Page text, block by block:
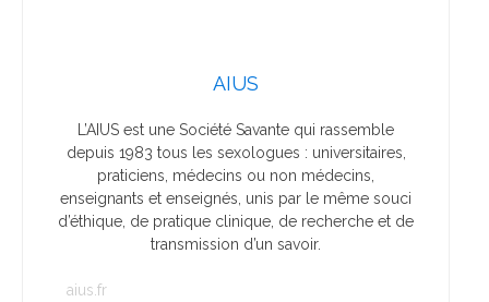
AIUS
L’AIUS est une Société Savante qui rassemble
depuis 1983 tous les sexologues : universitaires,
praticiens, médecins ou non médecins,
enseignants et enseignés, unis par le même souci
d’éthique, de pratique clinique, de recherche et de
transmission d’un savoir.
aius.fr